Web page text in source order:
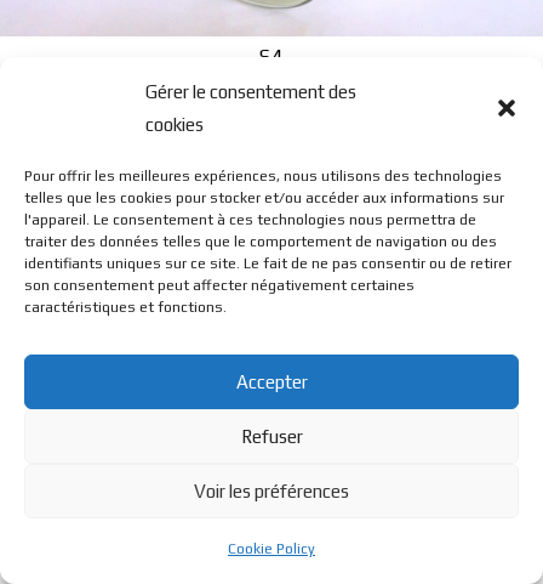
Gérer le consentement des
cookies
Pour offrir les meilleures expériences, nous utilisons des technologies
telles que les cookies pour stocker et/ou accéder aux informations sur
l'appareil. Le consentement à ces technologies nous permettra de
traiter des données telles que le comportement de navigation ou des
identifiants uniques sur ce site. Le fait de ne pas consentir ou de retirer
son consentement peut affecter négativement certaines
caractéristiques et fonctions.
Accepter
Refuser
Voir les préférences
Cookie Policy
S4
© BL Optique - 22 Rue de la Cueille - 39170 Lavans Les St